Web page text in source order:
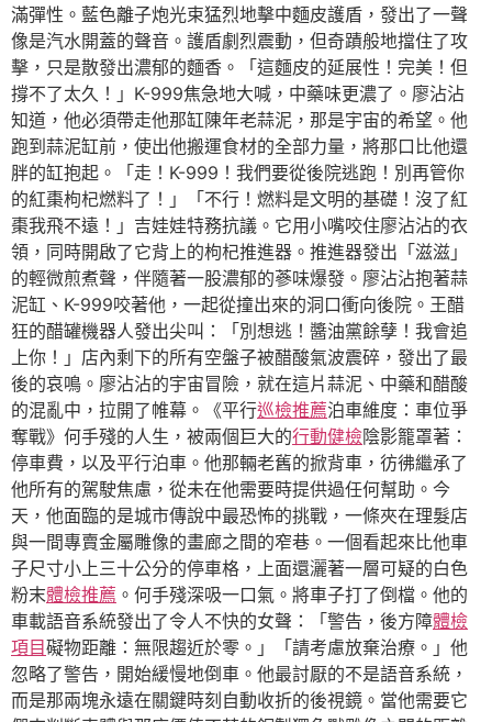
滿彈性。藍色離子炮光束猛烈地擊中麵皮護盾，發出了一聲
像是汽水開蓋的聲音。護盾劇烈震動，但奇蹟般地擋住了攻
擊，只是散發出濃郁的麵香。「這麵皮的延展性！完美！但
撐不了太久！」K-999焦急地大喊，中藥味更濃了。廖沾沾
知道，他必須帶走他那缸陳年老蒜泥，那是宇宙的希望。他
跑到蒜泥缸前，使出他搬運食材的全部力量，將那口比他還
胖的缸抱起。「走！K-999！我們要從後院逃跑！別再管你
的紅棗枸杞燃料了！」「不行！燃料是文明的基礎！沒了紅
棗我飛不遠！」吉娃娃特務抗議。它用小嘴咬住廖沾沾的衣
領，同時開啟了它背上的枸杞推進器。推進器發出「滋滋」
的輕微煎煮聲，伴隨著一股濃郁的蔘味爆發。廖沾沾抱著蒜
泥缸、K-999咬著他，一起從撞出來的洞口衝向後院。王醋
狂的醋罐機器人發出尖叫：「別想逃！醬油黨餘孽！我會追
上你！」店內剩下的所有空盤子被醋酸氣波震碎，發出了最
後的哀鳴。廖沾沾的宇宙冒險，就在這片蒜泥、中藥和醋酸
的混亂中，拉開了帷幕。《平行巡檢推薦泊車維度：車位爭
奪戰》何手殘的人生，被兩個巨大的行動健檢陰影籠罩著：
停車費，以及平行泊車。他那輛老舊的掀背車，彷彿繼承了
他所有的駕駛焦慮，從未在他需要時提供過任何幫助。今
天，他面臨的是城市傳說中最恐怖的挑戰，一條夾在理髮店
與一間專賣金屬雕像的畫廊之間的窄巷。一個看起來比他車
子尺寸小上三十公分的停車格，上面還灑著一層可疑的白色
粉末體檢推薦 。何手殘深吸一口氣。將車子打了倒檔。他的
車載語音系統發出了令人不快的女聲：「警告，後方障體檢
項目礙物距離：無限趨近於零。」「請考慮放棄治療。」他
忽略了警告，開始緩慢地倒車。他最討厭的不是語音系統，
而是那兩塊永遠在關鍵時刻自動收折的後視鏡。當他需要它